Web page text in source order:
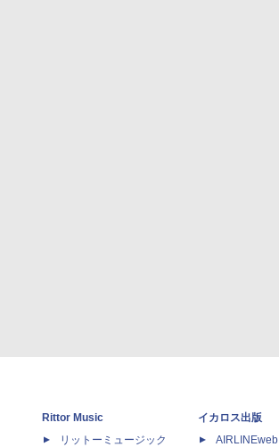
Rittor Music
リットーミュージック
イカロス出版
AIRLINEweb